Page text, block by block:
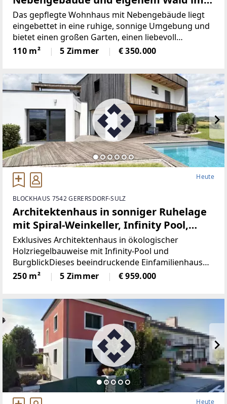
idyllischen Südburgenland.
Das gepflegte Wohnhaus mit Nebengebäude liegt
eingebettet in eine ruhige, sonnige Umgebung und
bietet einen großen Garten, einen liebevoll
gestalteten Innenhof und sogar ein eigenes
Waldgrundstück. Hier spürt man sofort das Gefühl
110 m² 5 Zimmer € 350.000
Heute
BLOCKHAUS 7542 GERERSDORF-SULZ
Architektenhaus in sonniger Ruhelage
mit Spiral-Weinkeller, Infinity Pool,
Burgblick und ca. 1 ha Eigengrund
Exklusives Architektenhaus in ökologischer
Holzriegelbauweise mit Infinity-Pool und
BurgblickDieses beeindruckende Einfamilienhaus
gebaut 2017, vereint moderne Architektur,
hochwertige Ausstattung und nachhaltige Bauweise
250 m² 5 Zimmer € 959.000
Heute